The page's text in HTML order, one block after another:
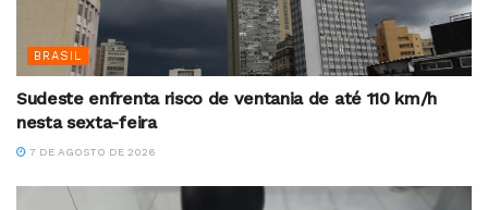
BRASIL
Sudeste enfrenta risco de ventania de até 110 km/h
nesta sexta-feira
7 DE AGOSTO DE 2026